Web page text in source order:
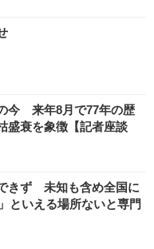
今 来年8月で77年の歴
衰を象徴【記者座談
きず 未知も含め全国に
いえる場所ないと専門